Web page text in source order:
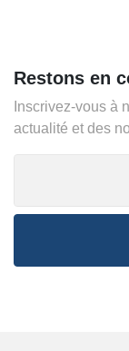
Restons en
Inscrivez-vous à
actualité et des